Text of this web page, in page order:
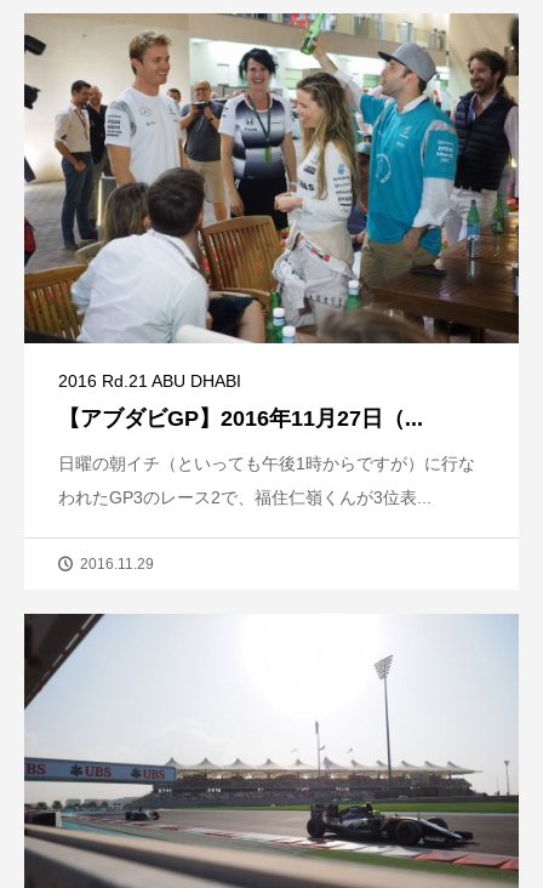
2016 Rd.21 ABU DHABI
【アブダビGP】2016年11月27日（...
日曜の朝イチ（といっても午後1時からですが）に行な
われたGP3のレース2で、福住仁嶺くんが3位表...
2016.11.29